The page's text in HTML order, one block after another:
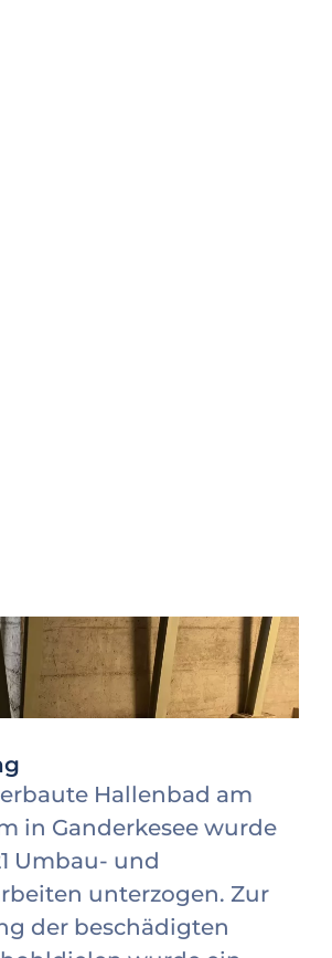
erbaute Hallenbad am
in Ganderkesee wurde
Umbau- und
unterzogen. Zur
der beschädigten